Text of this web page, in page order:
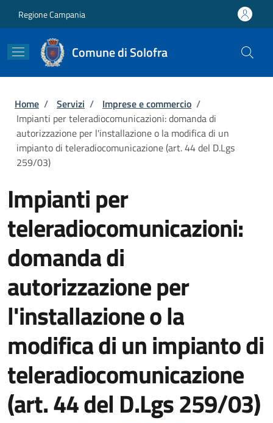
Regione Campania
Comune di Solofra
Briciole di pane
Home / Servizi / Imprese e commercio /
Impianti per teleradiocomunicazioni: domanda di
autorizzazione per l'installazione o la modifica di un
impianto di teleradiocomunicazione (art. 44 del D.Lgs
259/03)
Impianti per
teleradiocomunicazioni:
domanda di
autorizzazione per
l'installazione o la
modifica di un impianto di
teleradiocomunicazione
(art. 44 del D.Lgs 259/03)